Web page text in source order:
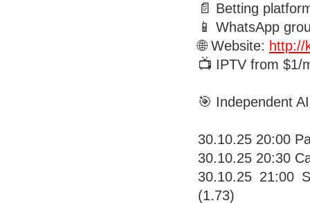
📄 Betting
📱 WhatsApp
🌐 Website: http://
📺 IPTV from $1/
🎯 Independent
30.10.25 20:00
30.10.25 20:30
30.10.25 21:00
(1.73)